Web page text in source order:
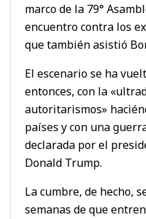
marco de la 79°
encuentro contra los
que también asistió
El escenario se ha
entonces, con la
autoritarismos»
países y con una
declarada por el
Donald Trump.
La cumbre, de hecho,
semanas de que